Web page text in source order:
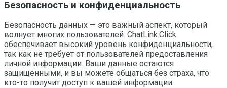
Безопасность и конфиденциальность
Безопасность данных — это важный аспект, который
волнует многих пользователей. ChatLink.Click
обеспечивает высокий уровень конфиденциальности,
так как не требует от пользователей предоставления
личной информации. Ваши данные остаются
защищенными, и вы можете общаться без страха, что
кто-то получит доступ к вашей информации.